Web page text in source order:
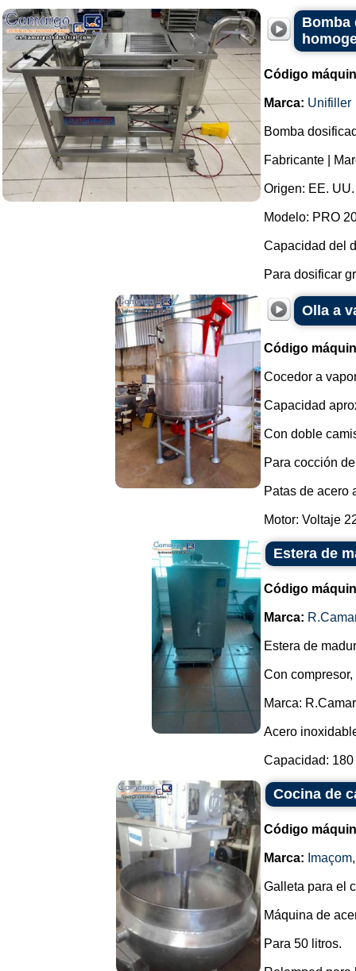
Bomba
Código
Marca: Unifiller
Bomba
Fabricante |
Origen: EE. UU.
Modelo: PRO
Capacidad del
Para dosificar
Olla a
Código
Cocedor a
Capacidad
Con doble
Para cocción
Patas de acero
Motor: Voltaje
Estera de
Código
Marca:
Estera de
Con
Marca:
Acero
Capacidad: 180
Cocina de
Código
Marca: Imaçom
Galleta para el
Máquina de
Para 50 litros.